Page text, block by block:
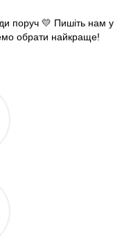
поруч 💛 Пишіть нам у
обрати найкраще!